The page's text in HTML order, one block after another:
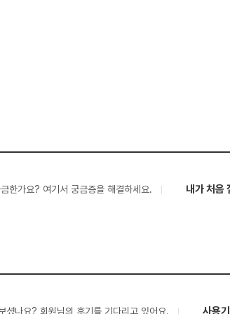
한가요? 여기서 궁금증을 해결하세요. 내가 처음
셨나요? 회원님의 후기를 기다리고 있어요. 사용